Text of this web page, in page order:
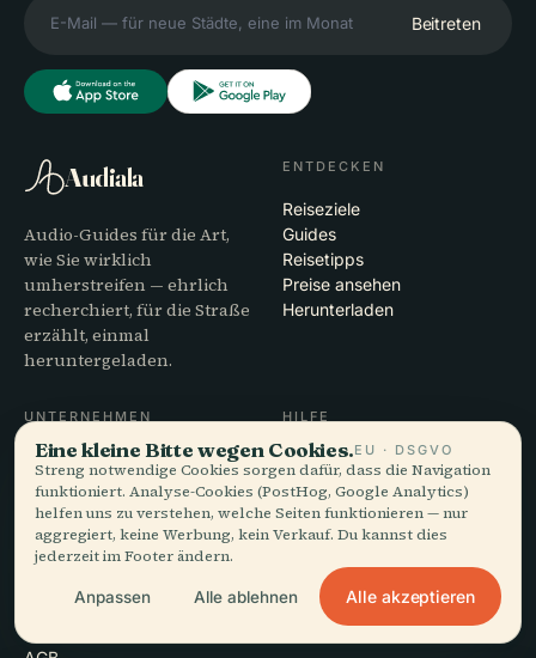
Beitreten
Audiala
Audio-Guides für die Art,
wie Sie wirklich
umherstreifen — ehrlich
recherchiert, für die Straße
erzählt, einmal
heruntergeladen.
ENTDECKEN
Reiseziele
Guides
Reisetipps
Preise ansehen
Herunterladen
UNTERNEHMEN
Über uns
Redaktioneller Prozess
Mission
HILFE
Support
App-Fehlerbehebung
Kontakt
Partner werden
RECHTLICHES
Eine kleine Bitte wegen Cookies.EU · DSGVO
Streng notwendige Cookies sorgen dafür, dass die Navigation
funktioniert. Analyse-Cookies (PostHog, Google Analytics)
helfen uns zu verstehen, welche Seiten funktionieren — nur
aggregiert, keine Werbung, kein Verkauf. Du kannst dies
jederzeit im Footer ändern.
Anpassen Alle ablehnen Alle akzeptieren